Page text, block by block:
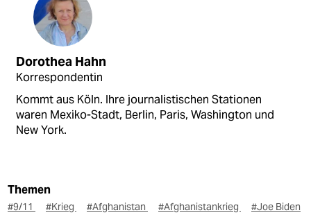
Dorothea Hahn
Korrespondentin
Kommt aus Köln. Ihre journalistischen Stationen
waren Mexiko-Stadt, Berlin, Paris, Washington und
New York.
Themen
#9/11 #Krieg #Afghanistan #Afghanistankrieg
#Joe Biden